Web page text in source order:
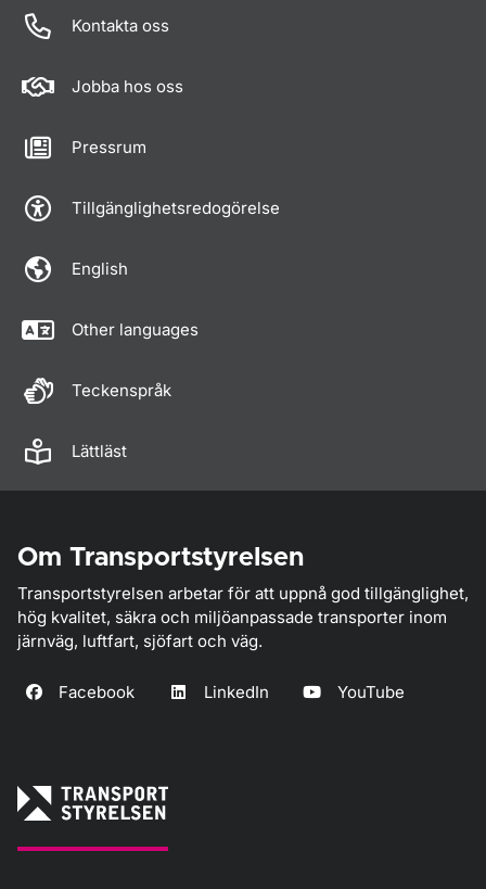
Kontakta oss
Jobba hos oss
Pressrum
Tillgänglighetsredogörelse
English
Other languages
Teckenspråk
Lättläst
Om Transportstyrelsen
Transportstyrelsen arbetar för att uppnå god tillgänglighet,
hög kvalitet, säkra och miljöanpassade transporter inom
järnväg, luftfart, sjöfart och väg.
Facebook LinkedIn YouTube